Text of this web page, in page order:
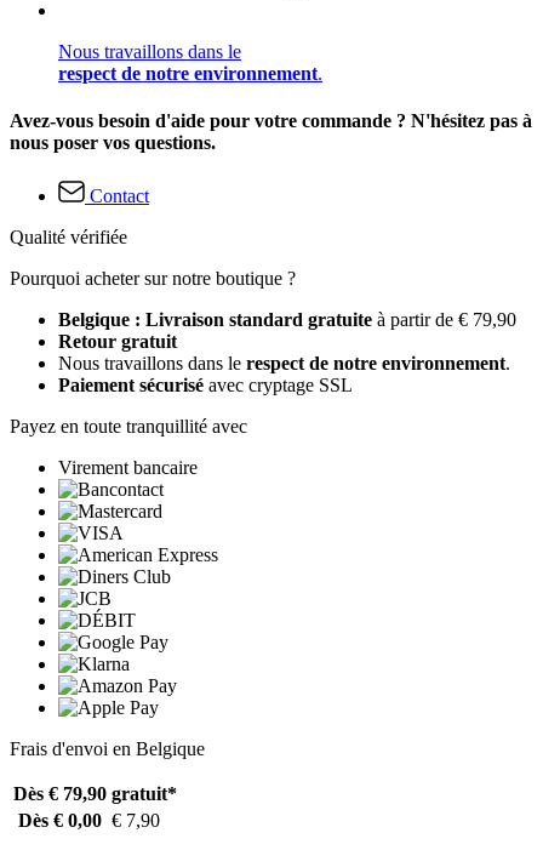
Nous travaillons dans le
respect de notre environnement.
Avez-vous besoin d'aide pour votre commande ? N'hésitez pas à
nous poser vos questions.
Contact
Qualité vérifiée
Pourquoi acheter sur notre boutique ?
Belgique : Livraison standard gratuite à partir de € 79,90
Retour gratuit
Nous travaillons dans le respect de notre environnement.
Paiement sécurisé avec cryptage SSL
Payez en toute tranquillité avec
Virement bancaire
Frais d'envoi en Belgique
Dès € 79,90 gratuit*
Dès € 0,00 € 7,90